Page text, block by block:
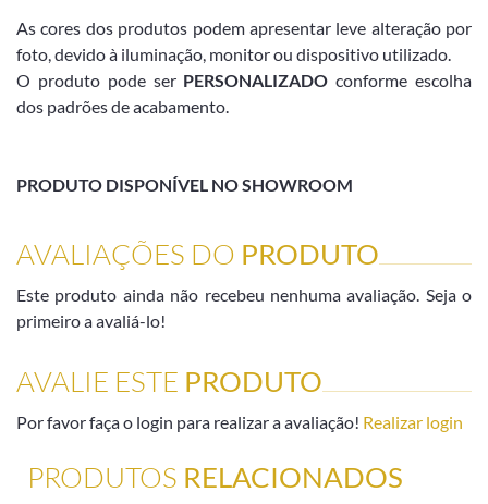
As cores dos produtos podem apresentar leve alteração por
foto, devido à iluminação, monitor ou dispositivo utilizado.
O produto pode ser PERSONALIZADO conforme escolha
dos padrões de acabamento.
PRODUTO DISPONÍVEL NO SHOWROOM
AVALIAÇÕES DO PRODUTO
Este produto ainda não recebeu nenhuma avaliação. Seja o
primeiro a avaliá-lo!
AVALIE ESTE PRODUTO
Por favor faça o login para realizar a avaliação! Realizar login
PRODUTOS RELACIONADOS